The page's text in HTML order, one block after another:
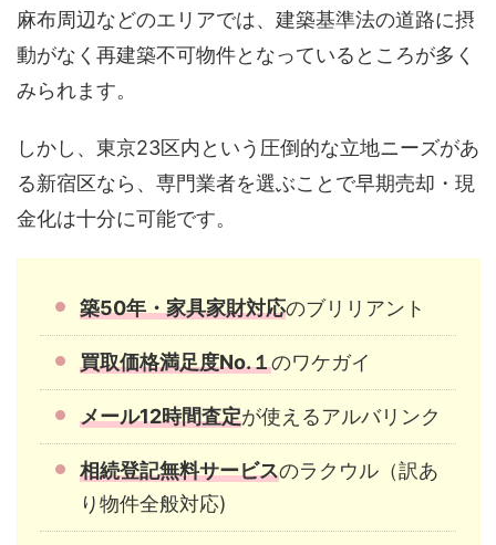
麻布周辺などのエリアでは、建築基準法の道路に摂
動がなく再建築不可物件となっているところが多く
みられます。
しかし、東京23区内という圧倒的な立地ニーズがあ
る新宿区なら、専門業者を選ぶことで早期売却・現
金化は十分に可能です。
築50年・家具家財対応のブリリアント
買取価格満足度No.１のワケガイ
メール12時間査定が使えるアルバリンク
相続登記無料サービスのラクウル（訳あ
り物件全般対応)